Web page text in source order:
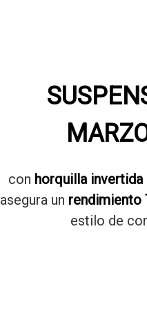
con horquilla
asegura un rendimiento
estilo de